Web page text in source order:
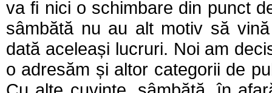
va fi nici o schimbare din punct
sâmbătă nu au alt motiv să
dată aceleași lucruri. Noi am
o adresăm și altor categorii de